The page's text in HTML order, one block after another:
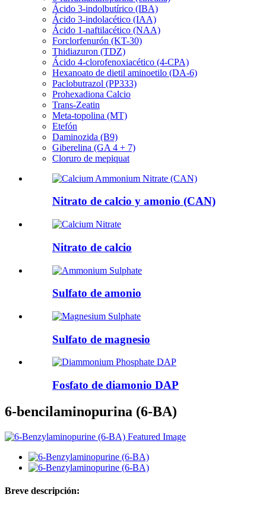
Ácido 3-indolbutírico (IBA)
Ácido 3-indolacético (IAA)
Ácido 1-naftilacético (NAA)
Forclorfenurón (KT-30)
Thidiazuron (TDZ)
Ácido 4-clorofenoxiacético (4-CPA)
Hexanoato de dietil aminoetilo (DA-6)
Paclobutrazol (PP333)
Prohexadiona Calcio
Trans-Zeatin
Meta-topolina (MT)
Etefón
Daminozida (B9)
Giberelina (GA 4 + 7)
Cloruro de mepiquat
Nitrato de calcio y amonio (CAN)
Nitrato de calcio
Sulfato de amonio
Sulfato de magnesio
Fosfato de diamonio DAP
6-bencilaminopurina (6-BA)
Breve descripción: